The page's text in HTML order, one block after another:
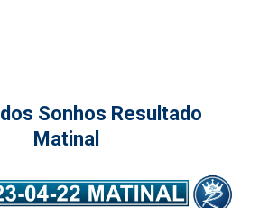
Sonhos Resultado
Matinal